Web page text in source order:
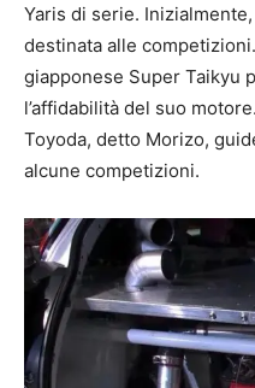
Yaris di serie.
destinata alle
giapponese Super Taikyu
l’affidabilità del suo
Toyoda, detto Morizo,
alcune competizioni.